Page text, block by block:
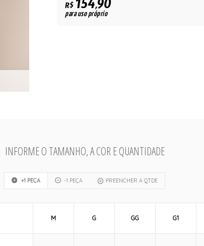
R$154,90
para uso próprio
INFORME O TAMANHO, A COR E QUANTIDADE
+1 PEÇA -1 PEÇA PREENCHER A QTDE
M G GG G1